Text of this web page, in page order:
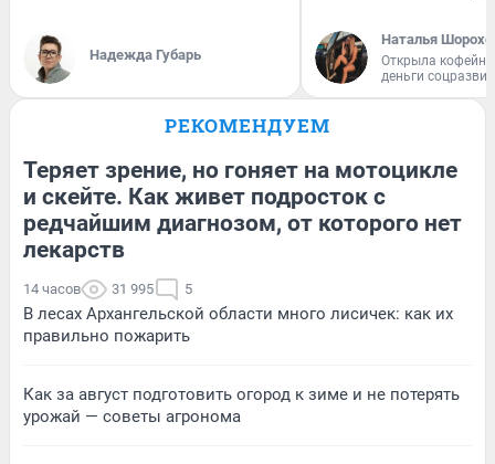
Надежда Губарь
Наталья
Открыла
деньги
РЕКОМЕНДУЕМ
Теряет зрение, но гоняет на мотоцикле
и скейте. Как живет подросток с
редчайшим диагнозом, от которого нет
лекарств
14 часов 31 995 5
В лесах Архангельской области много лисичек: как их
правильно пожарить
Как за август подготовить огород к зиме и не потерять
урожай — советы агронома